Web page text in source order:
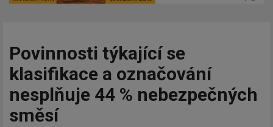
Povinnosti týkající se
klasifikace a označování
nesplňuje 44 % nebezpečných
směsí